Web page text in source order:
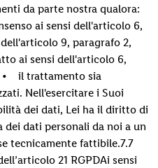
da parte nostra qualora:
ai sensi dell'articolo 6,
9, paragrafo 2,
ai sensi dell'articolo 6,
• il trattamento sia
Nell'esercitare i Suoi
dei dati, Lei ha il diritto di
dati personali da noi a un
tecnicamente fattibile.7.7
21 RGPDAi sensi